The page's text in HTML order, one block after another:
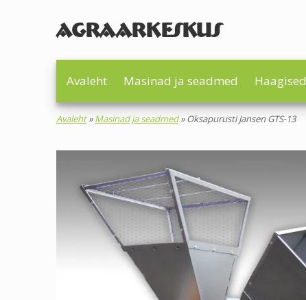
AGRAARKESKUS
Avaleht Masinad ja seadmed Haagised
Avaleht»Masinad ja seadmed»Oksapurusti Jansen GTS-13